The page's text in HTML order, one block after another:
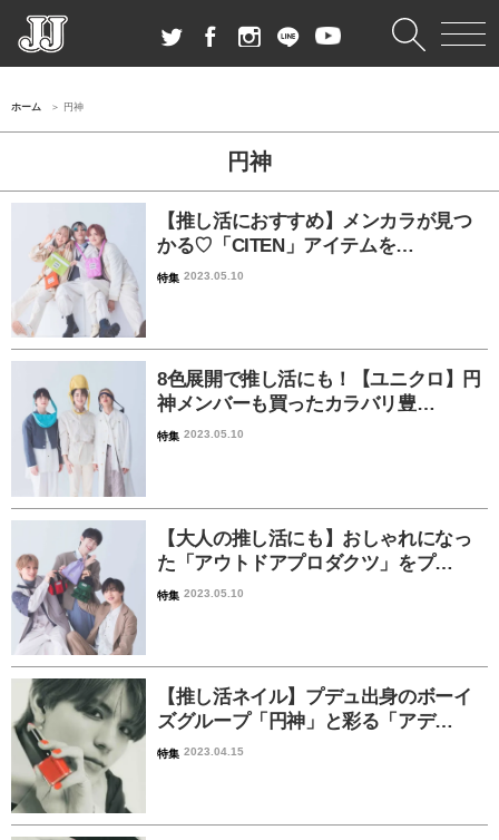
ホーム 円神
円神
【推し活におすすめ】メンカラが見つ
かる♡「CITEN」アイテムを…
特集 2023.05.10
8色展開で推し活にも！【ユニクロ】円
神メンバーも買ったカラバリ豊…
特集 2023.05.10
【大人の推し活にも】おしゃれになっ
た「アウトドアプロダクツ」をプ…
特集 2023.05.10
【推し活ネイル】プデュ出身のボーイ
ズグループ「円神」と彩る「アデ…
特集 2023.04.15